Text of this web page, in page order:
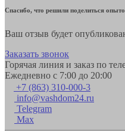
Спасибо, что решили поделиться
Ваш отзыв будет
Заказать звонок
Горячая линия и заказ по
Ежедневно с 7:00 до 20:00
+7 (863) 310-000-3
info@vashdom24.ru
Telegram
Max